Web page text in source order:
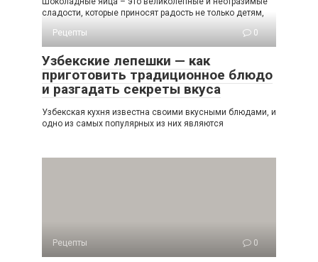
сладости, которые приносят радость не только детям,
Рецепты
0
Узбекские лепешки — как
приготовить традиционное блюдо
и разгадать секреты вкуса
Узбекская кухня известна своими вкусными блюдами, и
одно из самых популярных из них являются
Рецепты 0